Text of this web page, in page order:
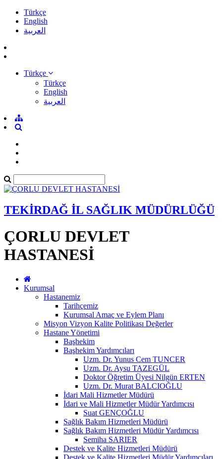
Türkçe
English
العربية
Türkçe
Türkçe
English
العربية
TEKİRDAĞ İL SAĞLIK MÜDÜRLÜĞÜ
ÇORLU DEVLET
HASTANESİ
Kurumsal
Hastanemiz
Tarihçemiz
Kurumsal Amaç ve Eylem Planı
Misyon Vizyon Kalite Politikası Değerler
Hastane Yönetimi
Başhekim
Başhekim Yardımcıları
Uzm. Dr. Yunus Cem TUNCER
Uzm. Dr. Aysu TAZEGÜL
Doktor Öğretim Üyesi Nilgün ERTEN
Uzm. Dr. Murat BALCIOĞLU
İdari Mali Hizmetler Müdürü
İdari ve Mali Hizmetler Müdür Yardımcısı
Suat GENÇOĞLU
Sağlık Bakım Hizmetleri Müdürü
Sağlık Bakım Hizmetleri Müdür Yardımcısı
Semiha SARIER
Destek ve Kalite Hizmetleri Müdürü
Destek ve Kalite Hizmetleri Müdür Yardımcıları